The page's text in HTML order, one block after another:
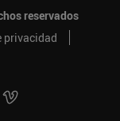
reservados
privacidad